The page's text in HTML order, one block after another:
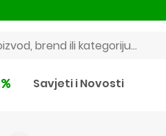
Savjeti i Novosti